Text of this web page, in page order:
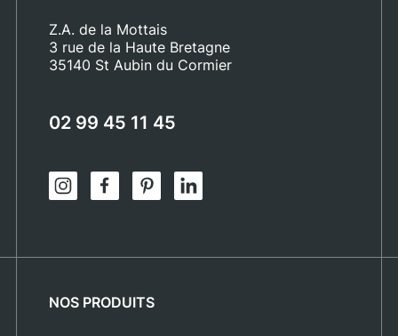
Z.A. de la Mottais
3 rue de la Haute Bretagne
35140 St Aubin du Cormier
02 99 45 11 45
NOS PRODUITS